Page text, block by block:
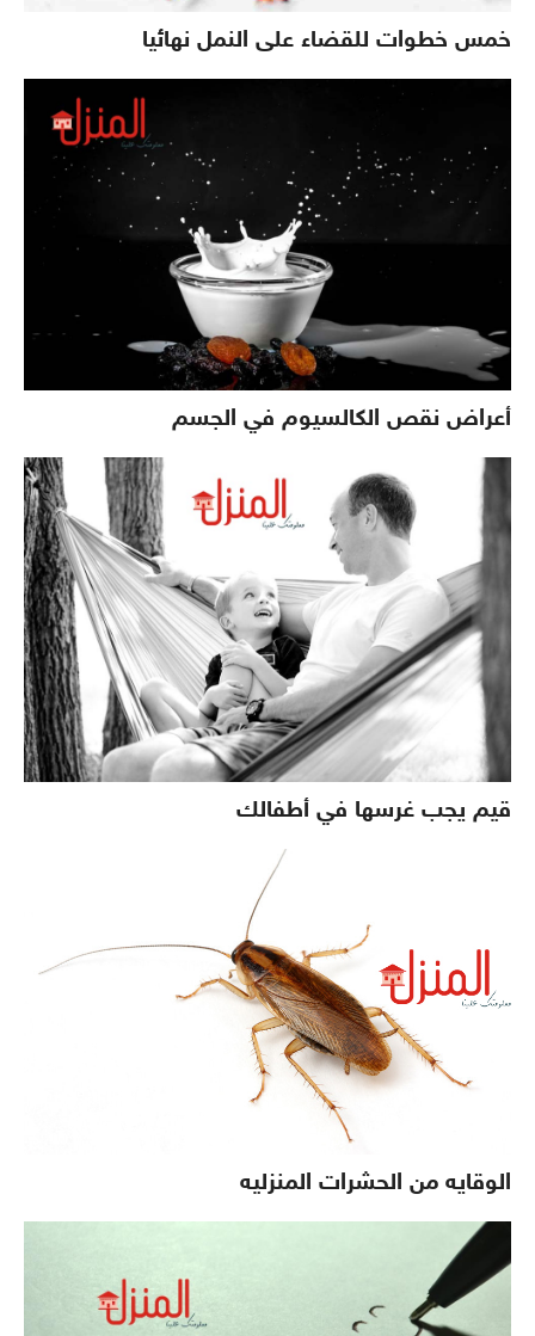
خمس خطوات للقضاء على النمل نهائيا
أعراض نقص الكالسيوم في الجسم
قيم يجب غرسها في أطفالك
الوقايه من الحشرات المنزليه